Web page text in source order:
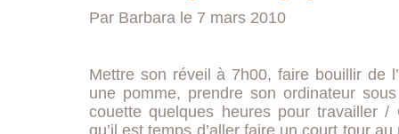
Par Barbara le 7 mars 2010
Mettre son réveil à 7h00, faire bouillir de
une pomme, prendre son ordinateur
couette quelques heures pour travailler
qu’il est temps d’aller faire un court tour